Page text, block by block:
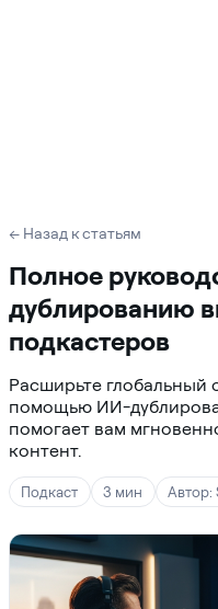
← Назад к статьям
Полное
дублированию
подкастеров
Расширьте глобальный
помощью ИИ-
помогает вам
контент.
Подкаст 3 мин Автор: